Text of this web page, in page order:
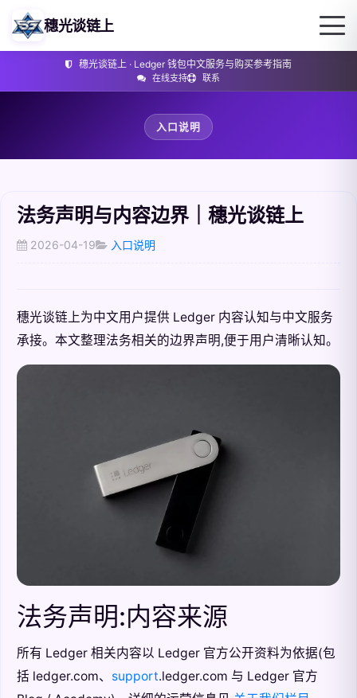
穗光谈链上 · Ledger 钱包中文服务与购买参考指南
在线支持 联系
穗光谈链上
入口说明
法务声明与内容边界｜穗光谈链上
2026-04-19 入口说明
穗光谈链上为中文用户提供 Ledger 内容认知与中文服务
承接。本文整理法务相关的边界声明,便于用户清晰认知。
法务声明:内容来源
所有 Ledger 相关内容以 Ledger 官方公开资料为依据(包
括 ledger.com、 support.ledger.com 与 Ledger 官方